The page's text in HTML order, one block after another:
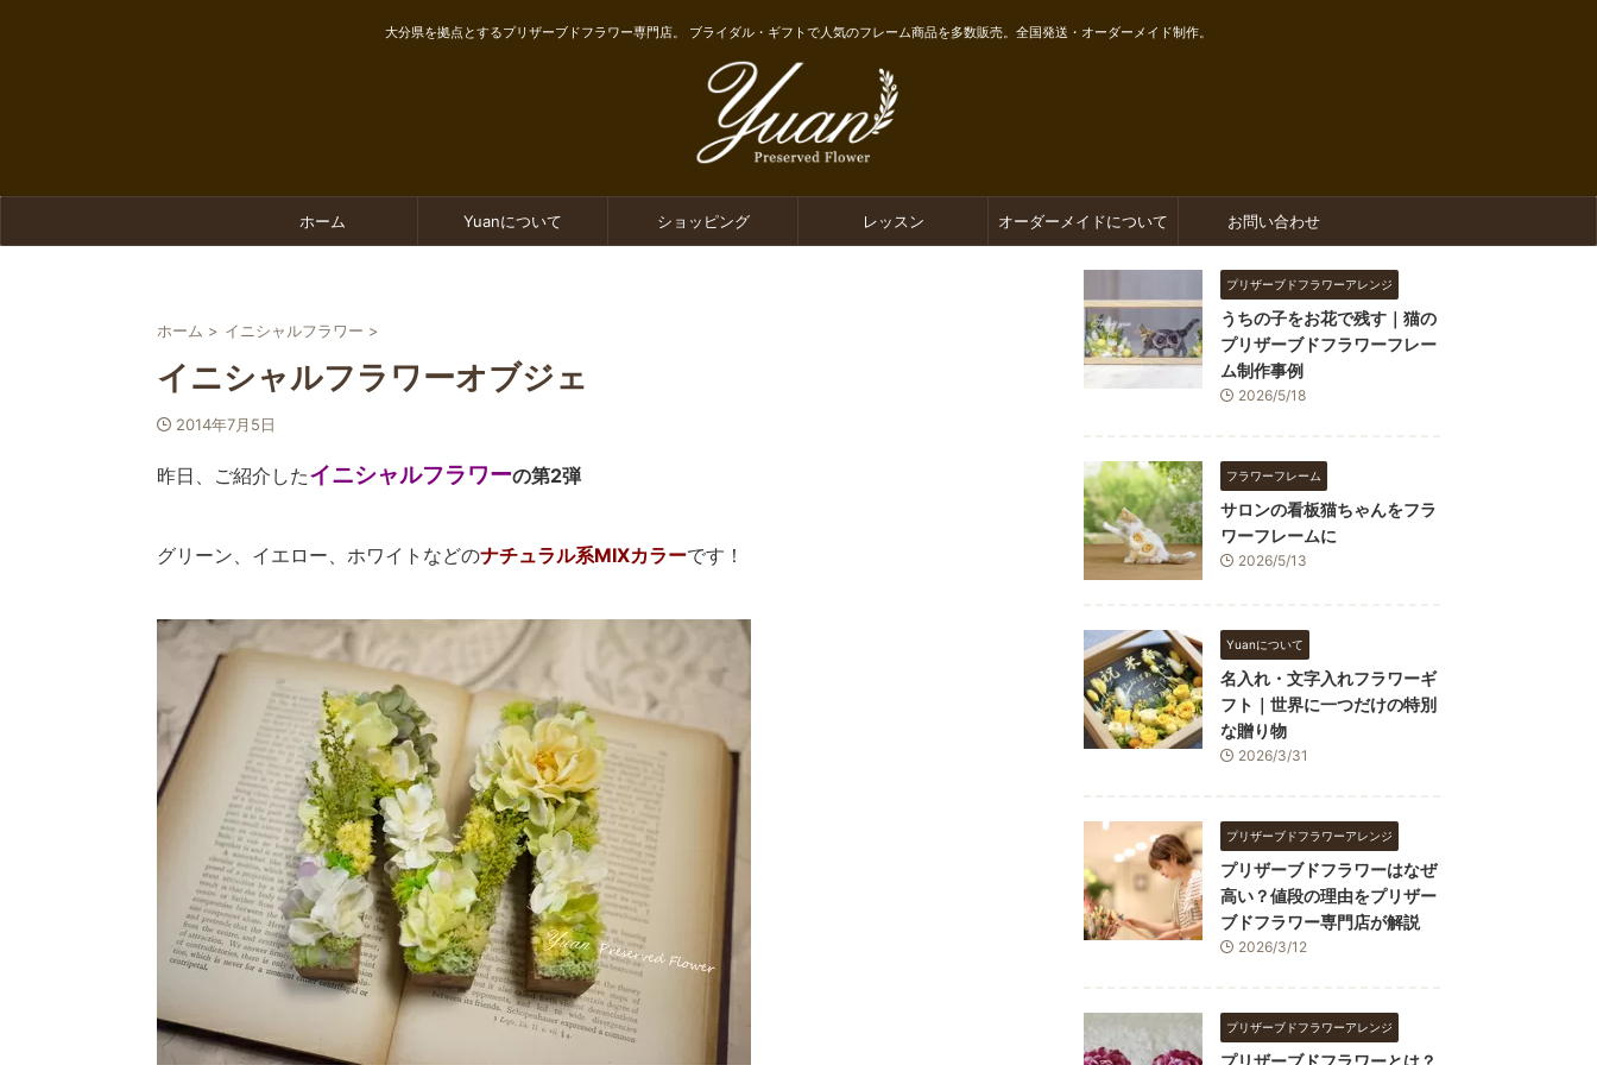
大分県を拠点とするプリザーブドフラワー専門店。 ブライダル・ギフトで人気のフレーム商品を多数販売。全国発送・オーダーメイド制作。
ホーム Yuanについて ショッピング レッスン オーダーメイドについて お問い合わせ
ホーム > イニシャルフラワー >
イニシャルフラワーオブジェ
2014年7月5日
昨日、ご紹介したイニシャルフラワーの第2弾
グリーン、イエロー、ホワイトなどのナチュラル系MIXカラーです！
プリザーブドフラワーアレンジ
うちの子をお花で残す｜猫の
プリザーブドフラワーフレー
ム制作事例
2026/5/18
フラワーフレーム
サロンの看板猫ちゃんをフラ
ワーフレームに
2026/5/13
Yuanについて
名入れ・文字入れフラワーギ
フト｜世界に一つだけの特別
な贈り物
2026/3/31
プリザーブドフラワーアレンジ
プリザーブドフラワーはなぜ
高い？値段の理由をプリザー
ブドフラワー専門店が解説
2026/3/12
プリザーブドフラワーアレンジ
プリザーブドフラワーとは？